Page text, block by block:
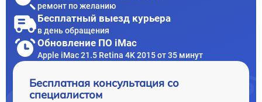
ремонт по желанию
Бесплатный выезд курьера
в день обращения
Обновление ПО iMac
Apple iMac 21.5 Retina 4K 2015 от 35 минут
Бесплатная консультация со
специалистом